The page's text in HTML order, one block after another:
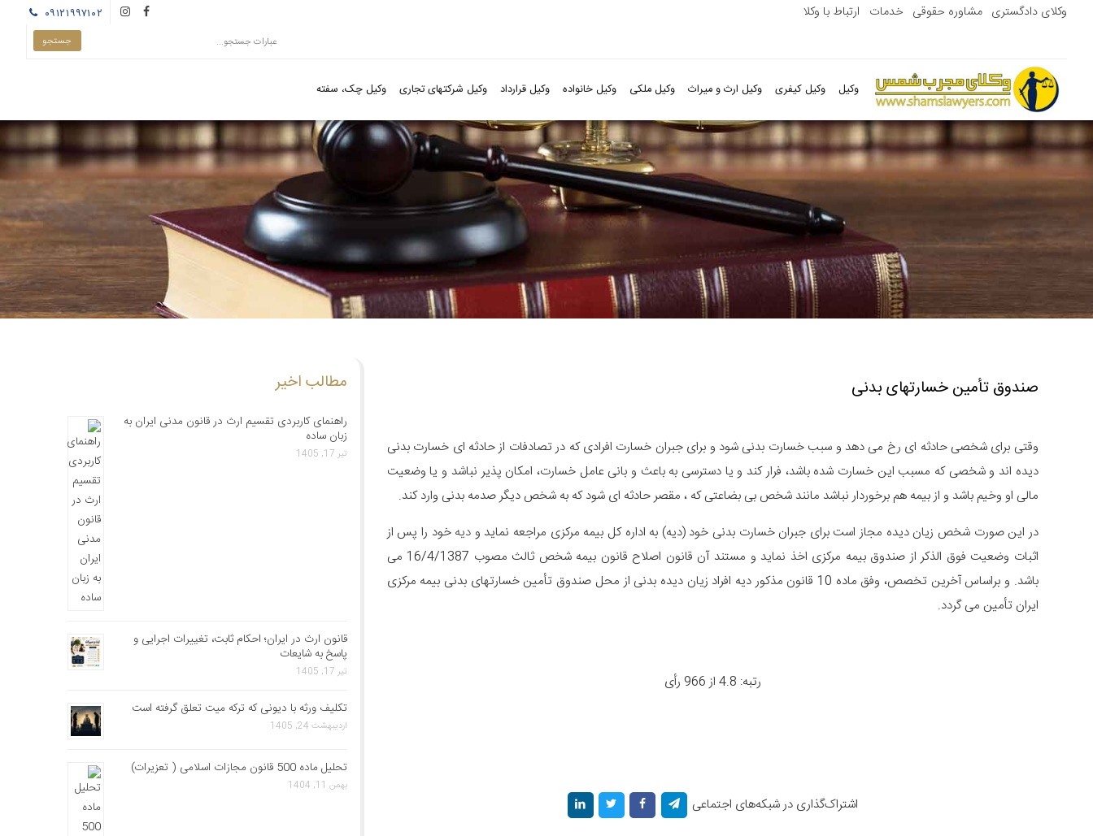
۰۹۱۲۱۹۹۷۱۰۲ وکلای دادگستری مشاوره حقوقی خدمات ارتباط با وکلا
وکیل وکیل کیفری وکیل ارث و میراث وکیل ملکی وکیل خانواده وکیل قرارداد وکیل شرکتهای تجاری وکیل چک، سفته
صندوق تأمین خسارتهای بدنی
وقتی برای شخصی حادثه ای رخ می دهد و سبب خسارت بدنی شود و برای جبران خسارت افرادی که در تصادفات از حادثه ای خسارت بدنی
دیده اند و شخصی که مسبب این خسارت شده باشد، فرار کند و یا دسترسی به باعث و بانی عامل خسارت، امکان پذیر نباشد و یا وضعیت
مالی او وخیم باشد و از بیمه هم برخوردار نباشد مانند شخص بی بضاعتی که ، مقصر حادثه ای شود که به شخص دیگر صدمه بدنی وارد کند.
در این صورت شخص زیان دیده مجاز است برای جبران خسارت بدنی خود (دیه) به اداره کل بیمه مرکزی مراجعه نماید و دیه خود را پس از
اثبات وضعیت فوق الذکر از صندوق بیمه مرکزی اخذ نماید و مستند آن قانون اصلاح قانون بیمه شخص ثالث مصوب 16/4/1387 می
باشد. و براساس آخرین تخصص، وفق ماده 10 قانون مذکور دیه افراد زیان دیده بدنی از محل صندوق تأمین خسارتهای بدنی بیمه مرکزی
ایران تأمین می گردد.
رتبه: 4.8 از 966 رأی
اشتراک‌گذاری در شبکه‌های اجتماعی
مطالب اخیر
راهنمای کاربردی تقسیم ارث در قانون مدنی ایران به
زبان ساده
تیر 17, 1405
قانون ارث در ایران؛ احکام ثابت، تغییرات اجرایی و
پاسخ به شایعات
تیر 17, 1405
تکلیف ورثه با دیونی که ترکه میت تعلق گرفته است
اردیبهشت 24, 1405
تحلیل ماده 500 قانون مجازات اسلامی ( تعزیرات)
بهمن 11, 1404